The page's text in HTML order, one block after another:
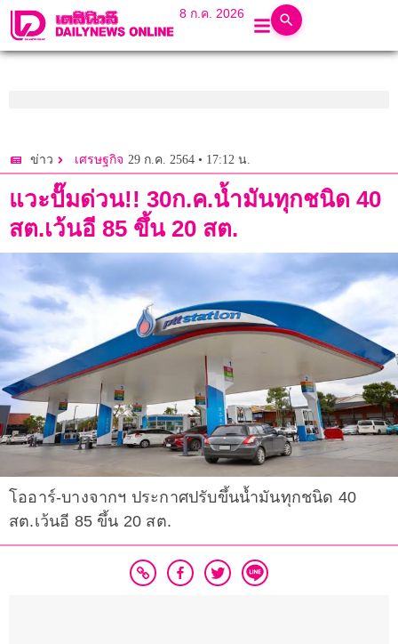
8 ก.ค. 2026
ข่าว เศรษฐกิจ 29 ก.ค. 2564 • 17:12 น.
แวะปั๊มด่วน!! 30ก.ค.น้ำมันทุกชนิด 40
สต.เว้นอี 85 ขึ้น 20 สต.
โออาร์-บางจากฯ​ ประกาศปรับขึ้นน้ำมันทุกชนิด 40
สต.เว้นอี 85 ขึ้น 20 สต.